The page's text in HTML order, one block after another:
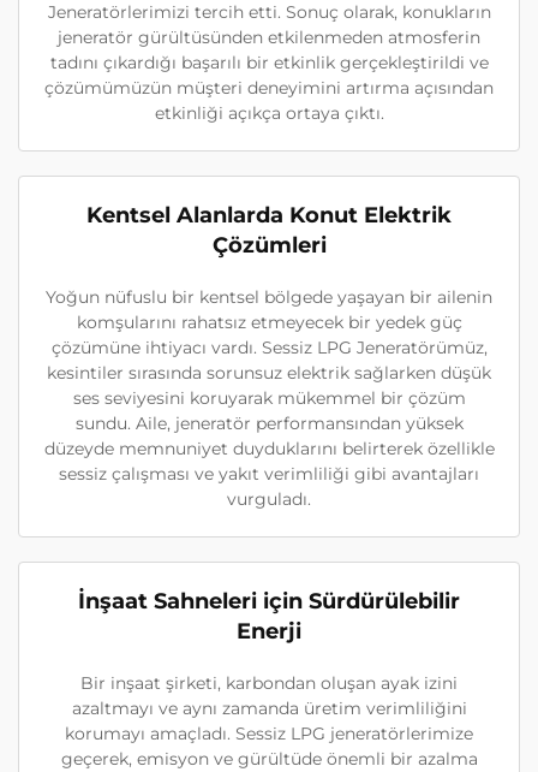
Jeneratörlerimizi tercih etti. Sonuç olarak, konukların
jeneratör gürültüsünden etkilenmeden atmosferin
tadını çıkardığı başarılı bir etkinlik gerçekleştirildi ve
çözümümüzün müşteri deneyimini artırma açısından
etkinliği açıkça ortaya çıktı.
Kentsel Alanlarda Konut Elektrik
Çözümleri
Yoğun nüfuslu bir kentsel bölgede yaşayan bir ailenin
komşularını rahatsız etmeyecek bir yedek güç
çözümüne ihtiyacı vardı. Sessiz LPG Jeneratörümüz,
kesintiler sırasında sorunsuz elektrik sağlarken düşük
ses seviyesini koruyarak mükemmel bir çözüm
sundu. Aile, jeneratör performansından yüksek
düzeyde memnuniyet duyduklarını belirterek özellikle
sessiz çalışması ve yakıt verimliliği gibi avantajları
vurguladı.
İnşaat Sahneleri için Sürdürülebilir
Enerji
Bir inşaat şirketi, karbondan oluşan ayak izini
azaltmayı ve aynı zamanda üretim verimliliğini
korumayı amaçladı. Sessiz LPG jeneratörlerimize
geçerek, emisyon ve gürültüde önemli bir azalma